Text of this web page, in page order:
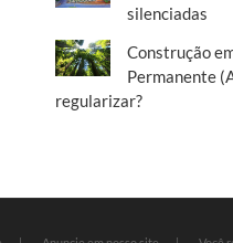
silenciadas
Construção
Permanente
regularizar?